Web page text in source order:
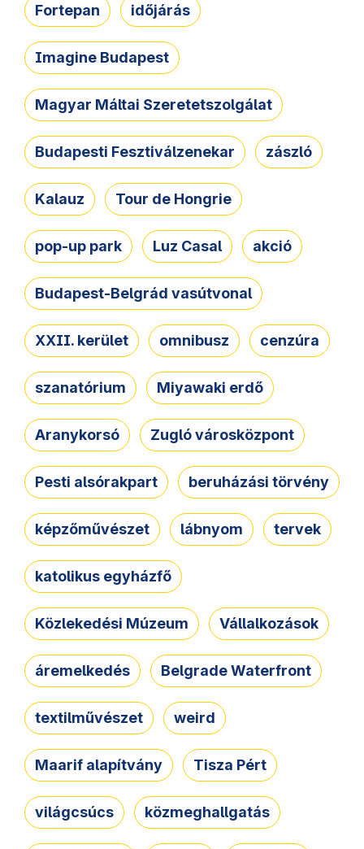
Fortepan időjárás
Imagine Budapest
Magyar Máltai Szeretetszolgálat
Budapesti Fesztiválzenekar zászló
Kalauz Tour de Hongrie
pop-up park Luz Casal akció
Budapest-Belgrád vasútvonal
XXII. kerület omnibusz cenzúra
szanatórium Miyawaki erdő
Aranykorsó Zugló városközpont
Pesti alsórakpart beruházási törvény
képzőművészet lábnyom tervek
katolikus egyházfő
Közlekedési Múzeum Vállalkozások
áremelkedés Belgrade Waterfront
textilművészet weird
Maarif alapítvány Tisza Pért
világcsúcs közmeghallgatás